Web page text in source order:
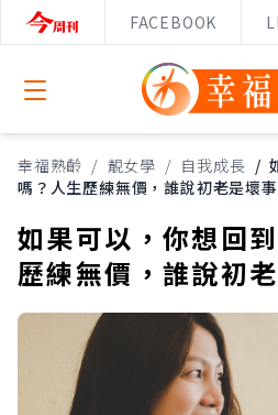
FACEBOOK
Open menu
幸福熟齡 / 靚女學 / 自我成長 /
嗎？人生歷練無價，誰說初老是壞事
如果可以，你想回
歷練無價，誰說初